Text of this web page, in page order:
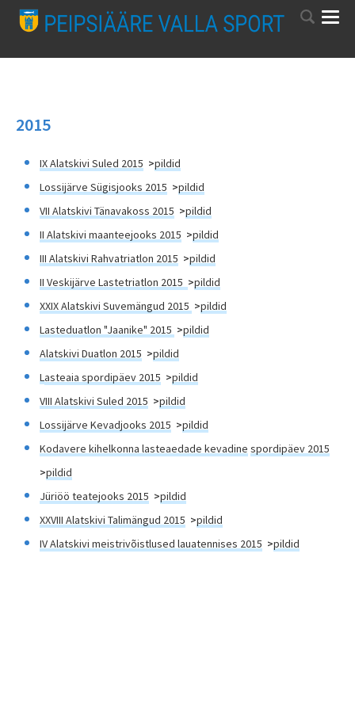
2015
IX Alatskivi Suled 2015 >pildid
Lossijärve Sügisjooks 2015 >pildid
VII Alatskivi Tänavakoss 2015 >pildid
II Alatskivi maanteejooks 2015 >pildid
III Alatskivi Rahvatriatlon 2015 >pildid
II Veskijärve Lastetriatlon 2015 >pildid
XXIXAlatskivi Suvemängud 2015 >pildid
Lasteduatlon "Jaanike" 2015 >pildid
Alatskivi Duatlon 2015 >pildid
L asteaia spordipäev 2015 >pildid
VIII Alatskivi Suled 2015 >pildid
Lossijärve Kevadjooks 2015 >pildid
Kodavere kihelkonna lasteaedade kevadine spordipäev 2015
>pildid
Jüriöö teatejooks 2015 >pildid
XXVIII Alatskivi Talimängud 2015 >pildid
IV Alatskivi meistrivõistlused lauatennises 2015 >pildid